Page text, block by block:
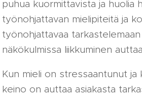
puhua kuormittavista ja huolia
työnohjattavan mielipiteitä ja
työnohjattavaa
näkökulmissa liikkuminen
Kun mieli on stressaantunut ja
keino on auttaa asiakasta